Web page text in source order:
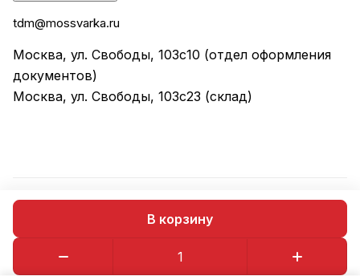
В корзину
tdm@mossvarka.ru
Москва, ул. Свободы, 103с10 (отдел оформления
документов)
Москва, ул. Свободы, 103с23 (склад)
© 2026 ООО "ТД МОССВАРКА"